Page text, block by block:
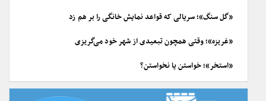
«گل سنگ»؛ سریالی که قواعد نمایش خانگی را بر هم زد
«غریزه»؛ وقتی همچون تبعیدی از شهر خود می‌گریزی
«استخر»؛ خواستن یا نخواستن؟